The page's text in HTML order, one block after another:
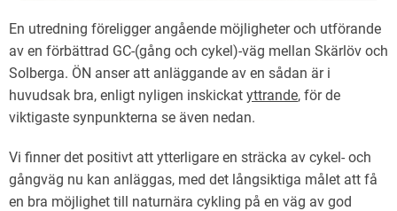
En utredning föreligger angående möjligheter och utförande
av en förbättrad GC-(gång och cykel)-väg mellan Skärlöv och
Solberga. ÖN anser att anläggande av en sådan är i
huvudsak bra, enligt nyligen inskickat yttrande, för de
viktigaste synpunkterna se även nedan.
Vi finner det positivt att ytterligare en sträcka av cykel- och
gångväg nu kan anläggas, med det långsiktiga målet att få
en bra möjlighet till naturnära cykling på en väg av god